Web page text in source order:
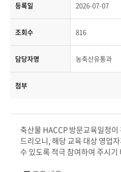
등록일 2026-07-07
조회수 816
담당자명 농축산유통과
첨부
축산물 HACCP 방문교육일정
드리오니, 해당 교육 대상 영업
수 있도록 적극 참여하여 주시기